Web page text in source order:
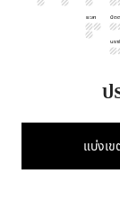
ปัต
ยะลา
นรา
ป
แบ่งเข